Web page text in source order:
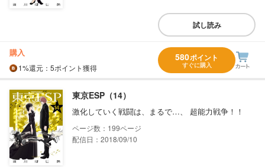
試し読み
購入
1%還元 ：5ポイント獲得
580ポイント
すぐに購入
東京ESP（14）
激化していく戦闘は、まるで…、 超能力戦争！！
199
配信日：2018/09/10